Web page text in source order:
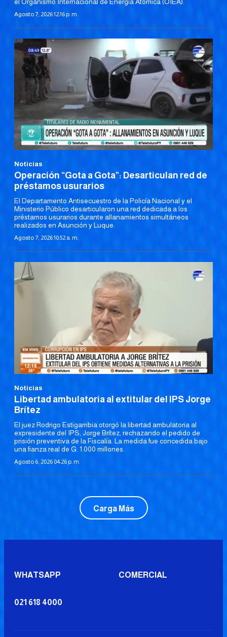
Agosto 7, 2026 12:16 p. m.
Noticias
Operación “Gota a Gota": Desarticulan red de
préstamos usurarios
El Departamento Antisecuestro de la Policía Nacional y el
Ministerio Público desarticularon una red dedicada a los
préstamos usurarios durante allanamientos simultáneos
realizados en Asunción y Luque.
Agosto 7, 2026 10:52 a. m.
Noticias
Libertad ambulatoria al extitular del IPS Jorge
Brítez
El juez Rodrigo Estigarribia otorgó la libertad ambulatoria al
expresidente del IPS, Jorge Brítez, rechazando el pedido de
prisión preventiva de la Fiscalía. La medida fue concedida bajo
una fianza real de G. 1.000 millones.
Agosto 6, 2026 04:26 p. m.
Carga Más
WHATSAPP COMERCIAL
021 618 4000